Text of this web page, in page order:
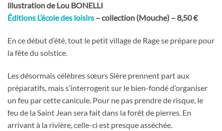
illustration de Lou BONELLI
Éditions L’école des loisirs – collection (Mouche) – 8,50 €
En ce début d’été, tout le petit village de Rage se prépare pour
la fête du solstice.
Les désormais célèbres sœurs Sière prennent part aux
préparatifs, mais s’interrogent sur le bien-fondé d’organiser
un feu par cette canicule. Pour ne pas prendre de risque, le
feu de la Saint Jean sera fait dans la forêt de pierres. En
arrivant à la rivière, celle-ci est presque asséchée.